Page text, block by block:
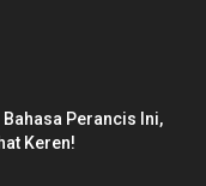
Perancis Ini,
Keren!